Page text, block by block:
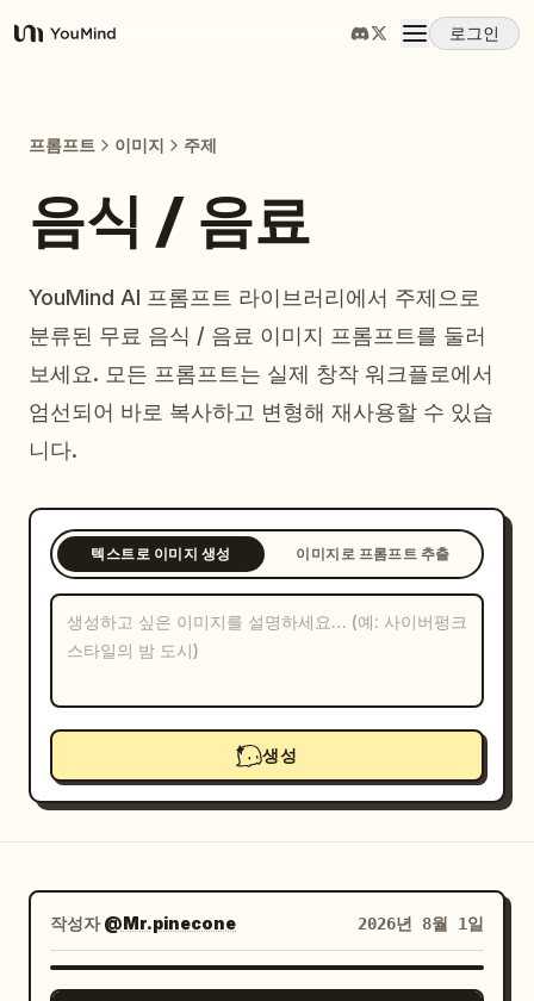
YouMind
로그인
프롬프트
가격
블로그
업데이트
프롬프트 이미지 주제
음식 / 음료
YouMind AI 프롬프트 라이브러리에서 주제으로
분류된 무료 음식 / 음료 이미지 프롬프트를 둘러
보세요. 모든 프롬프트는 실제 창작 워크플로에서
엄선되어 바로 복사하고 변형해 재사용할 수 있습
니다.
텍스트로 이미지 생성 이미지로 프롬프트 추출
생성
작성자@Mr.pinecone 2026년 8월 1일
GPT IMAGE 2